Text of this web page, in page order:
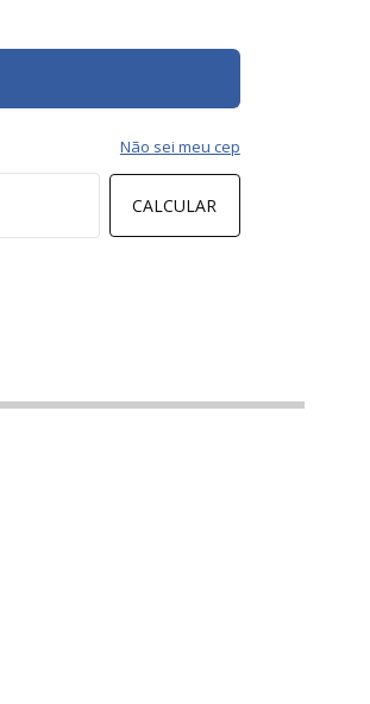
CALCULAR
Não sei meu cep